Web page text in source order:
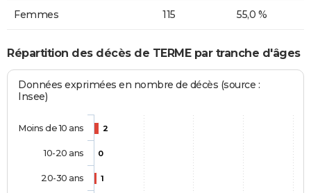
Femmes 115 55,0 %
Répartition des décès de TERME par tranche d'âges
Données exprimées en nombre de décès (source :
Insee)
2
0
1
Moins de 10 ans
10-20 ans
20-30 ans